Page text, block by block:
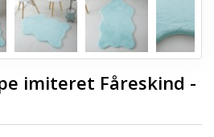
imiteret Fåreskind -